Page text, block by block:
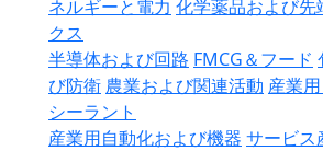
ネルギーと電力 化学薬品および先
クス
半導体および回路 FMCG＆フード
び防衛 農業および関連活動 産業
シーラント
産業用自動化および機器 サービス